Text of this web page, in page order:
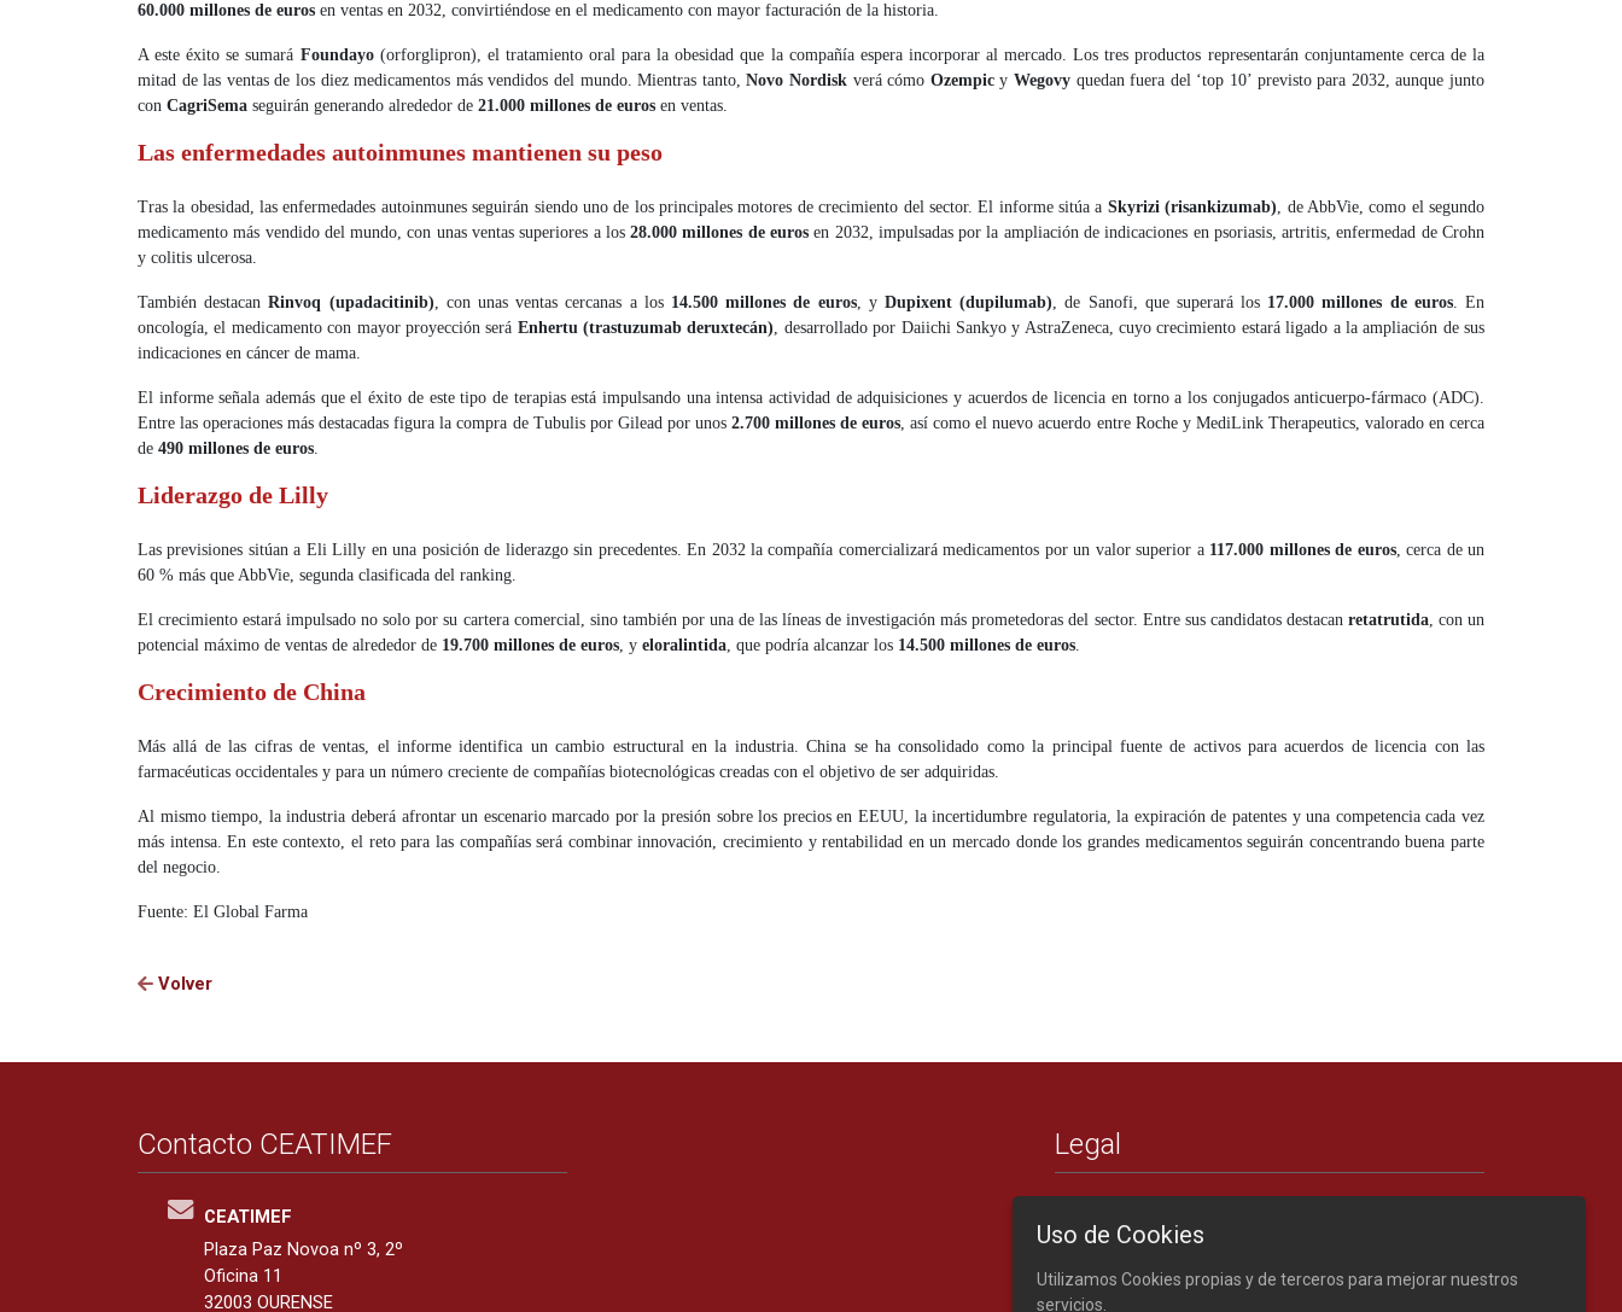
60.000 millones de euros en ventas en 2032, convirtiéndose en el medicamento con mayor facturación de la historia.
A este éxito se sumará Foundayo (orforglipron), el tratamiento oral para la obesidad que la compañía espera incorporar al mercado. Los tres productos representarán conjuntamente cerca de la
mitad de las ventas de los diez medicamentos más vendidos del mundo. Mientras tanto,Novo Nordisk verá cómo OzempicyWegovy quedan fuera del ‘top 10’ previsto para 2032, aunque junto
con CagriSema seguirán generando alrededor de 21.000 millones de euros en ventas.
Las enfermedades autoinmunes mantienen su peso
Tras la obesidad, las enfermedades autoinmunes seguirán siendo uno de los principales motores de crecimiento del sector. El informe sitúa a Skyrizi (risankizumab), de AbbVie, como el segundo
medicamento más vendido del mundo, con unas ventas superiores a los28.000 millones de euros en 2032, impulsadas por la ampliación de indicaciones en psoriasis, artritis, enfermedad de Crohn
y colitis ulcerosa.
También destacanRinvoq (upadacitinib), con unas ventas cercanas a los 14.500 millones de euros, y Dupixent (dupilumab), de Sanofi, que superará los 17.000 millones de euros. En
oncología, el medicamento con mayor proyección será Enhertu (trastuzumab deruxtecán), desarrollado por Daiichi Sankyo y AstraZeneca, cuyo crecimiento estará ligado a la ampliación de sus
indicaciones en cáncer de mama.
El informe señala además que el éxito de este tipo de terapias está impulsando una intensa actividad de adquisiciones y acuerdos de licencia en torno a los conjugados anticuerpo-fármaco (ADC).
Entre las operaciones más destacadas figura la compra de Tubulis por Gilead por unos 2.700 millones de euros, así como el nuevo acuerdo entre Roche y MediLink Therapeutics, valorado en cerca
de 490 millones de euros.
Liderazgo de Lilly
Las previsiones sitúan a Eli Lilly en una posición de liderazgo sin precedentes. En 2032 la compañía comercializará medicamentos por un valor superior a 117.000 millones de euros, cerca de un
60 % más que AbbVie, segunda clasificada del ranking.
El crecimiento estará impulsado no solo por su cartera comercial, sino también por una de las líneas de investigación más prometedoras del sector. Entre sus candidatos destacan retatrutida, con un
potencial máximo de ventas de alrededor de 19.700 millones de euros, y eloralintida, que podría alcanzar los 14.500 millones de euros.
Crecimiento de China
Más allá de las cifras de ventas, el informe identifica un cambio estructural en la industria. China se ha consolidado como la principal fuente de activos para acuerdos de licencia con las
farmacéuticas occidentales y para un número creciente de compañías biotecnológicas creadas con el objetivo de ser adquiridas.
Al mismo tiempo, la industria deberá afrontar un escenario marcado por la presión sobre los precios en EEUU, la incertidumbre regulatoria, la expiración de patentes y una competencia cada vez
más intensa. En este contexto, el reto para las compañías será combinar innovación, crecimiento y rentabilidad en un mercado donde los grandes medicamentos seguirán concentrando buena parte
del negocio.
Fuente: El Global Farma
Volver
Contacto CEATIMEF
CEATIMEF
Plaza Paz Novoa nº 3, 2º
Oficina 11
32003 OURENSE
Legal
Nota legal
Política de cookies
Uso de Cookies
Utilizamos Cookies propias y de terceros para mejorar nuestros
servicios.